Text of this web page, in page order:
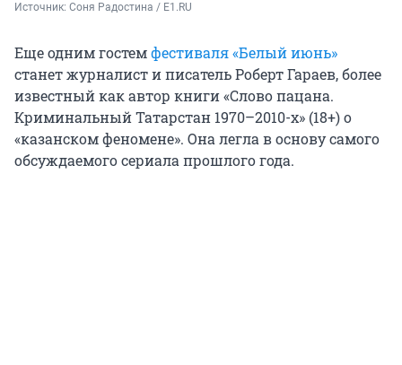
Источник: Соня Радостина / E1.RU
Еще одним гостемфестиваля «Белый июнь»
станет журналист и писатель Роберт Гараев, более
известный как автор книги «Слово пацана.
Криминальный Татарстан 1970–2010-х» (18+) о
«казанском феномене». Она легла в основу самого
обсуждаемого сериала прошлого года.